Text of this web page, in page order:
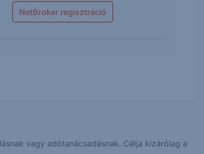
NetBroker regisztráció
vagy adótanácsadásnak. Célja kizárólag a